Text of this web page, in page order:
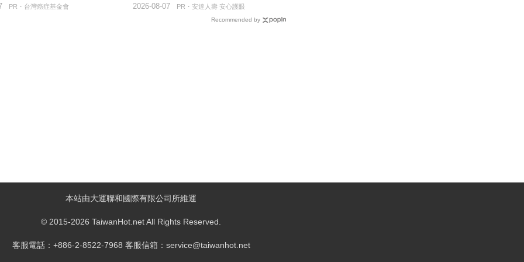
PR・台灣癌症基金會 PR・安達人壽 安心護眼
2026-08-07
Recommended by
本站由大運聯和國際有限公司所維運
© 2015-2026 TaiwanHot.net All Rights Reserved.
客服電話：+886-2-8522-7968 客服信箱：service@taiwanhot.net